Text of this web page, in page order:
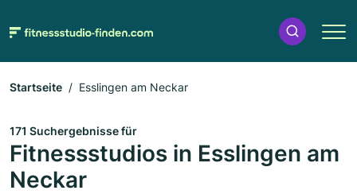
Startseite Esslingen am Neckar
171 Suchergebnisse für
Fitnessstudios in Esslingen am
Neckar